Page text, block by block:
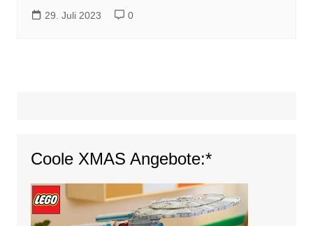
29. Juli 2023 0
Coole XMAS Angebote:*